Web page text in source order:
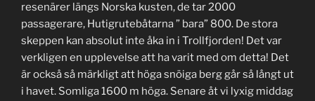
resenärer längs Norska kusten, de tar 2000
passagerare, Hutigrutebåtarna ” bara” 800. De stora
skeppen kan absolut inte åka in i Trollfjorden! Det var
verkligen en upplevelse att ha varit med om detta! Det
är också så märkligt att höga snöiga berg går så långt ut
i havet. Somliga 1600 m höga. Senare åt vi lyxig middag